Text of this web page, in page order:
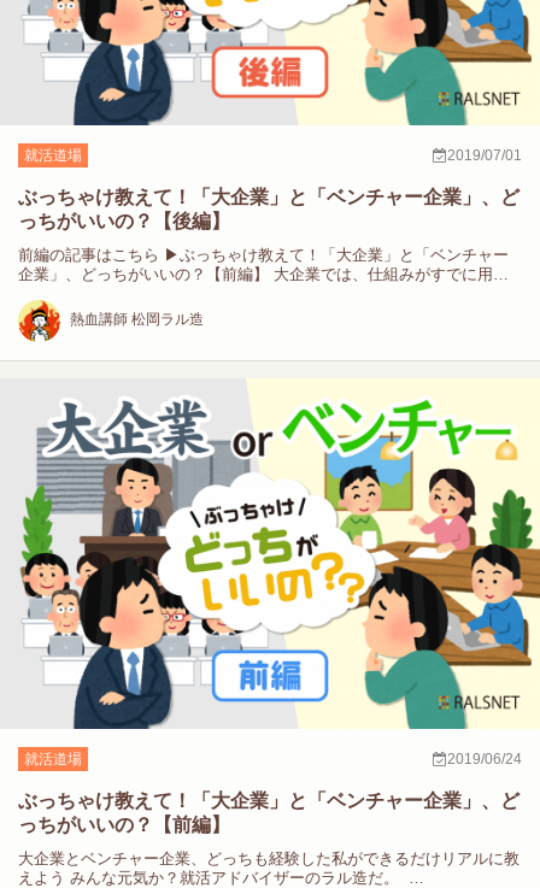
就活道場 2019/07/01
ぶっちゃけ教えて！「大企業」と「ベンチャー企業」、ど
っちがいいの？【後編】
前編の記事はこちら ▶︎ぶっちゃけ教えて！「大企業」と「ベンチャー
企業」、どっちがいいの？【前編】 大企業では、仕組みがすでに用
熱血講師 松岡ラル造
就活道場 2019/06/24
ぶっちゃけ教えて！「大企業」と「ベンチャー企業」、ど
っちがいいの？【前編】
大企業とベンチャー企業、どっちも経験した私ができるだけリアルに教
えよう みんな元気か？就活アドバイザーのラル造だ。 …